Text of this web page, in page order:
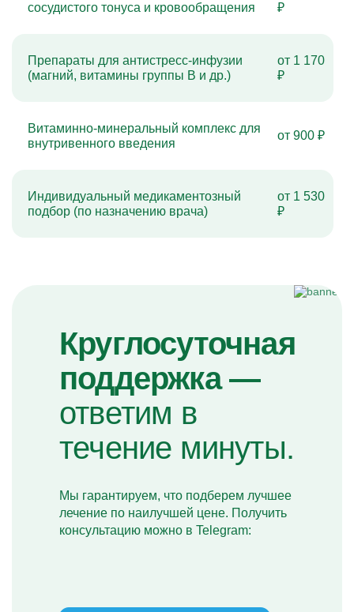
сосудистого тонуса и кровообращения
₽
Препараты для антистресс-инфузии
(магний, витамины группы B и др.)
от 1 170
₽
Витаминно-минеральный комплекс для
внутривенного введения
от 900 ₽
Индивидуальный медикаментозный
подбор (по назначению врача)
от 1 530
₽
Круглосуточная
поддержка —
ответим в
течение минуты.
Мы гарантируем, что подберем лучшее
лечение по наилучшей цене. Получить
консультацию можно в Telegram: